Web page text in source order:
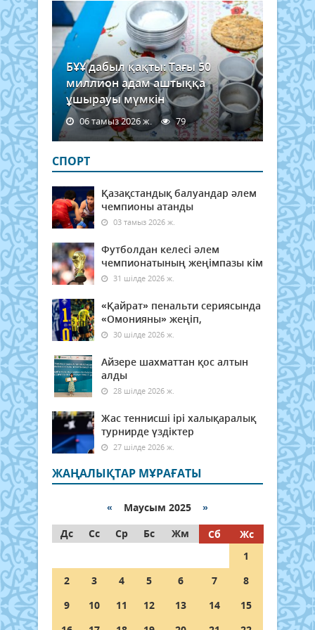
БҰҰ дабыл қақты: Тағы 50
миллион адам аштыққа
ұшырауы мүмкін
06 тамыз 2026 ж. 79
СПОРТ
Қазақстандық балуандар әлем
чемпионы атанды
03 тамыз 2026 ж.
Футболдан келесі әлем
чемпионатының жеңімпазы кім
31 шілде 2026 ж.
«Қайрат» пенальти сериясында
«Омонияны» жеңіп,
30 шілде 2026 ж.
Айзере шахматтан қос алтын
алды
28 шілде 2026 ж.
Жас теннисші ірі халықаралық
турнирде үздіктер
27 шілде 2026 ж.
ЖАҢАЛЫҚТАР МҰРАҒАТЫ
« Маусым 2025 »
Дс
Сс Ср Бс Жм Сб
Жс
1
2
3 4 5 6 7
8
9
10 11 12 13 14
15